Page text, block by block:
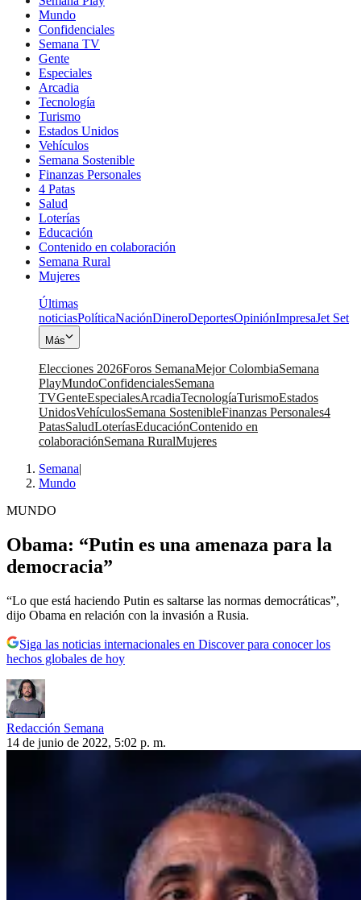
Mundo
Confidenciales
Semana TV
Gente
Especiales
Arcadia
Tecnología
Turismo
Estados Unidos
Vehículos
Semana Sostenible
Finanzas Personales
4 Patas
Salud
Loterías
Educación
Contenido en colaboración
Semana Rural
Mujeres
Últimas
noticiasPolíticaNaciónDineroDeportesOpiniónImpresaJet Set
Más
Elecciones 2026Foros SemanaMejor ColombiaSemana
PlayMundoConfidencialesSemana
TVGenteEspecialesArcadiaTecnologíaTurismoEstados
UnidosVehículosSemana SostenibleFinanzas Personales4
PatasSaludLoteríasEducaciónContenido en
colaboraciónSemana RuralMujeres
Semana|
Mundo
MUNDO
Obama: “Putin es una amenaza para la
democracia”
“Lo que está haciendo Putin es saltarse las normas democráticas”,
dijo Obama en relación con la invasión a Rusia.
Siga las noticias internacionales en Discover para conocer los
hechos globales de hoy
Redacción Semana
14 de junio de 2022, 5:02 p. m.